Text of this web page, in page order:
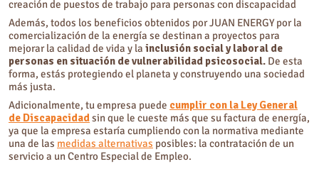
creación de puestos de trabajo para personas con discapacidad
Además, todos los beneficios obtenidos por JUAN ENERGY por la
comercialización de la energía se destinan a proyectos para
mejorar la calidad de vida y la inclusión social y laboral de
personas en situación de vulnerabilidad psicosocial. De esta
forma, estás protegiendo el planeta y construyendo una sociedad
más justa.
Adicionalmente, tu empresa puede cumplir con la Ley General
de Discapacidadsin que le cueste más que su factura de energía,
ya que la empresa estaría cumpliendo con la normativa mediante
una de las medidas alternativas posibles: la contratación de un
servicio a un Centro Especial de Empleo.